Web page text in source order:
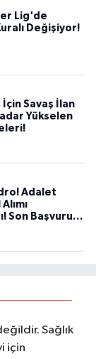
Lig'de
Değişiyor!
Savaş İlan
Yükselen
Adalet
Son Başvuru
Sağlık
için